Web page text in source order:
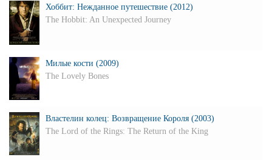
Хоббит: Нежданное путешествие (2012)
The Hobbit: An Unexpected Journey
Милые кости (2009)
The Lovely Bones
Властелин колец: Возвращение Короля (2003)
The Lord of the Rings: The Return of the King